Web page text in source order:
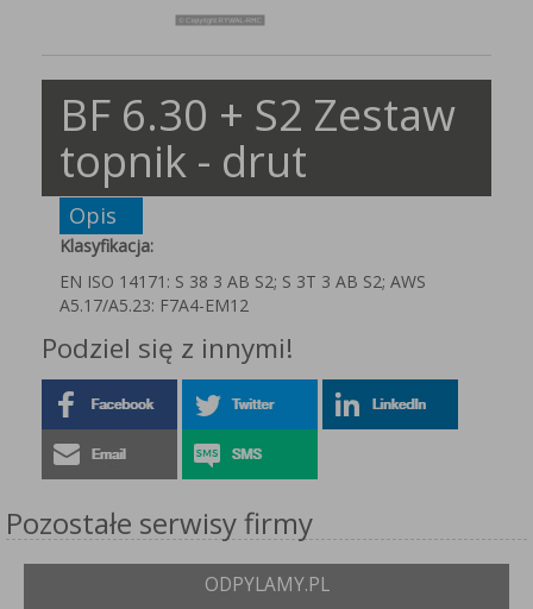
BF 6.30 + S2 Zestaw
topnik - drut
Opis
Klasyfikacja:
EN ISO 14171: S 38 3 AB S2; S 3T 3 AB S2; AWS
A5.17/A5.23: F7A4-EM12
Podziel się z innymi!
Pozostałe serwisy firmy
ODPYLAMY.PL